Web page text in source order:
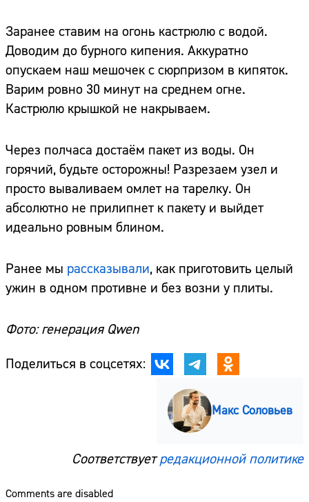
Заранее ставим на огонь кастрюлю с водой.
Доводим до бурного кипения. Аккуратно
опускаем наш мешочек с сюрпризом в кипяток.
Варим ровно 30 минут на среднем огне.
Кастрюлю крышкой не накрываем.
Через полчаса достаём пакет из воды. Он
горячий, будьте осторожны! Разрезаем узел и
просто вываливаем омлет на тарелку. Он
абсолютно не прилипнет к пакету и выйдет
идеально ровным блином.
Ранее мы рассказывали, как приготовить целый
ужин в одном противне и без возни у плиты.
Фото: генерация Qwen
Поделиться в соцсетях:
Макс Соловьев
Соответствуетредакционной политике
Comments are disabled